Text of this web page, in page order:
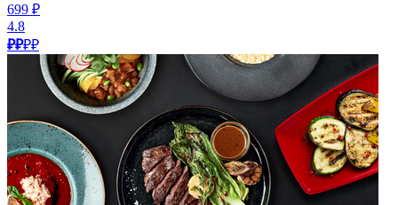
699 ₽
4.8
₽₽₽₽